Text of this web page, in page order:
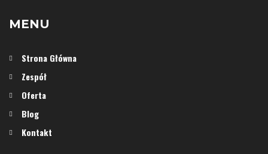
MENU
Strona Główna
Zespół
Oferta
Blog
Kontakt